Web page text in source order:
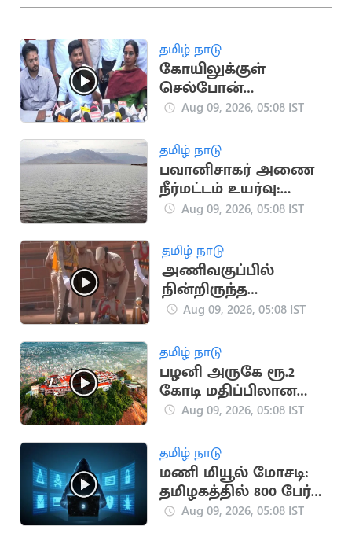
தமிழ் நாடு
கோயிலுக்குள்
செல்போன்
தேவையற்ற ஒன்று -
Aug 09, 2026, 05:08 IST
தமிழ் நாடு
பவானிசாகர் அணை
நீர்மட்டம் உயர்வு:
விவசாயிகள் மகிழ்ச்சி
Aug 09, 2026, 05:08 IST
தமிழ் நாடு
அணிவகுப்பில்
நின்றிருந்த
காவலர்கள்
விழுந்ததால் பரபரப்பு
Aug 09, 2026, 05:08 IST
தமிழ் நாடு
பழனி அருகே ரூ.2
கோடி மதிப்பிலான
கோயில் நிலம் மோசடி
Aug 09, 2026, 05:08 IST
தமிழ் நாடு
மணி மியூல் மோசடி:
தமிழகத்தில் 800 பேர்
கைது
Aug 09, 2026, 05:08 IST